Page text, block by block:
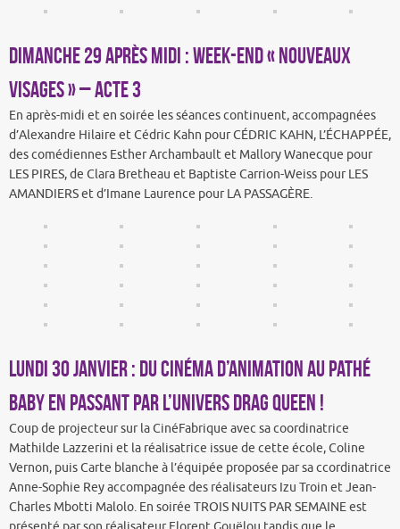
Dimanche 29 après midi : Week-end « Nouveaux
visages » – acte 3
En après-midi et en soirée les séances continuent, accompagnées
d’Alexandre Hilaire et Cédric Kahn pour CÉDRIC KAHN, L’ÉCHAPPÉE,
des comédiennes Esther Archambault et Mallory Wanecque pour
LES PIRES, de Clara Bretheau et Baptiste Carrion-Weiss pour LES
AMANDIERS et d’Imane Laurence pour LA PASSAGÈRE.
Lundi 30 janvier : du cinéma d’animation au Pathé
Baby en passant par l’univers drag queen !
Coup de projecteur sur la CinéFabrique avec sa coordinatrice
Mathilde Lazzerini et la réalisatrice issue de cette école, Coline
Vernon, puis Carte blanche à l’équipée proposée par sa ccordinatrice
Anne-Sophie Rey accompagnée des réalisateurs Izu Troin et Jean-
Charles Mbotti Malolo. En soirée TROIS NUITS PAR SEMAINE est